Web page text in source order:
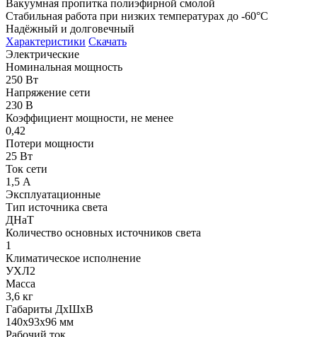
Вакуумная пропитка полиэфирной смолой
Стабильная работа при низких температурах до -60°С
Надёжный и долговечный
Характеристики Скачать
Электрические
Номинальная мощность
250 Вт
Напряжение сети
230 В
Коэффициент мощности, не менее
0,42
Потери мощности
25 Вт
Ток сети
1,5 А
Эксплуатационные
Тип источника света
ДНаТ
Количество основных источников света
1
Климатическое исполнение
УХЛ2
Масса
3,6 кг
Габариты ДхШхВ
140x93x96 мм
Рабочий ток